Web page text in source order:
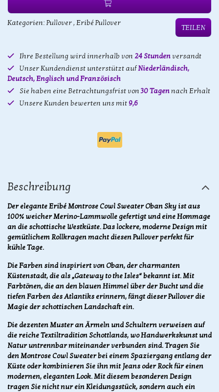
Kategorien: Pullover, Eribé Pullover
TEILEN
Ihre Bestellung wird innerhalb von 24 Stunden versandt
Unser Kundendienst unterstützt aufNiederländisch,
Deutsch, Englisch und Französisch
Sie haben eine Betrachtungsfrist von30 Tagennach Erhalt
Unsere Kunden bewerten uns mit 9,6
Beschreibung
Der elegante Eribé Montrose Cowl Sweater Oban Sky ist aus
100% weicher Merino-Lammwolle gefertigt und eine Hommage
an die schottische Westküste. Das lockere, moderne Design mit
gemütlichem Rollkragen macht diesen Pullover perfekt für
kühle Tage.
Die Farben sind inspiriert von Oban, der charmanten
Küstenstadt, die als „Gateway to the Isles“ bekannt ist. Mit
Farbtönen, die an den blauen Himmel über der Bucht und die
tiefen Farben des Atlantiks erinnern, fängt dieser Pullover die
Magie der schottischen Landschaft ein.
Die dezenten Muster an Ärmeln und Schultern verweisen auf
die reiche Textiltradition Schottlands, wo Handwerkskunst und
Natur untrennbar miteinander verbunden sind. Tragen Sie
den Montrose Cowl Sweater bei einem Spaziergang entlang der
Küste oder kombinieren Sie ihn mit Jeans oder Rock für einen
modernen, eleganten Look. Mit diesem besonderen Design
tragen Sie nicht nur ein Kleidungsstück, sondern auch ein